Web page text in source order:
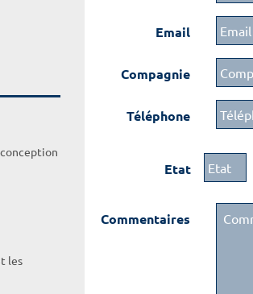
les
Email
Compagnie
Téléphone
Etat
Commentaires